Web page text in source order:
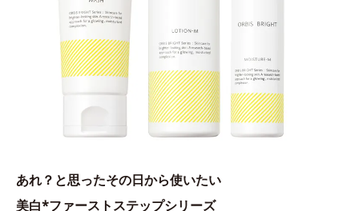
あれ？と思ったその日から使いたい
美白*ファーストステップシリーズ